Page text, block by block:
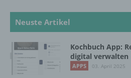
Neuste Artikel
Kochbuch App:
digital verwalten
APPS 03. April 2025
werden.
c) Verarbeitung
Verarbeitung ist jeder